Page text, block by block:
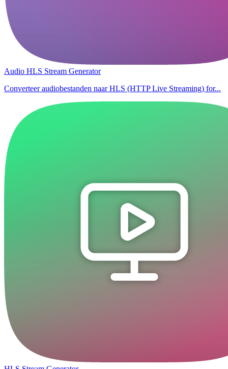
Audio HLS Stream Generator
Converteer audiobestanden naar HLS (HTTP Live Streaming) for...